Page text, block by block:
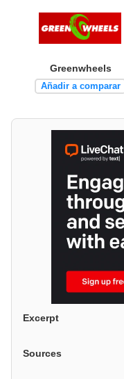
Greenwheels
Añadir a comparar
Excerpt
Sources